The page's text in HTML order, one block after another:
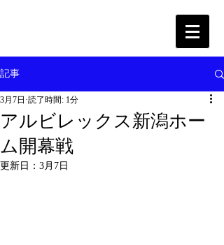
記事
アルビレックス新潟ホー
ム開幕戦
3月7日 読了時間: 1分
更新日： 3月7日